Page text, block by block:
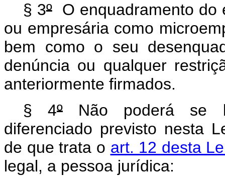
§ 3ºO enquadramento do
ou empresária como
bem como o seu
denúncia ou qualquer
anteriormente firmados.
§ 4ºNão poderá se
diferenciado previsto nesta
de que trata o art. 12 desta
legal, a pessoa jurídica: